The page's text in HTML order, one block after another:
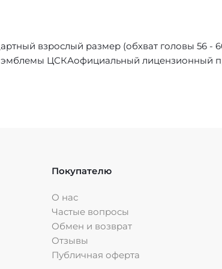
взрослый размер (обхват головы 56 -
эмблемы ЦСКАофициальный лицензионный
Покупателю
О нас
Частые вопросы
Обмен и возврат
Отзывы
Публичная оферта